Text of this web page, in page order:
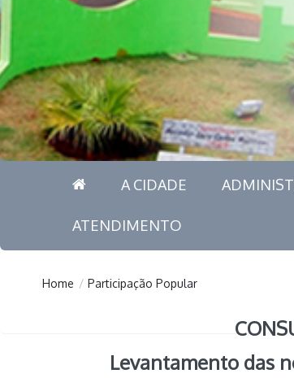
A CIDADE
ATENDIMENTO
Home / Participação Popular
Levantamento das